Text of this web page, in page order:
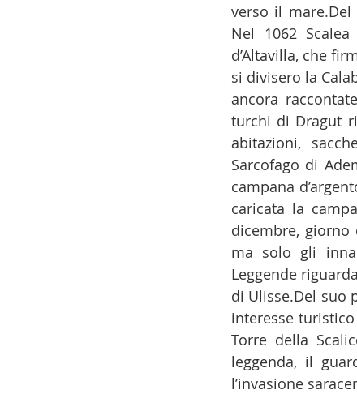
30 - LAVORO 31 -
verso il
Nel 1062
d’Altavilla, che
si divisero la
ancora
turchi di Dragut
abitazioni,
Sarcofago di
campana
caricata la
dicembre,
ma solo gli
Leggende
di Ulisse.Del suo
interesse
Torre della
leggenda, il
l’invasione